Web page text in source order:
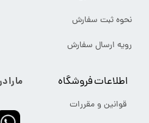
ما را اطلاعات فروشگاه
قوانین و مقررات
نحوه ثبت سفارش
رویه ارسال سفارش